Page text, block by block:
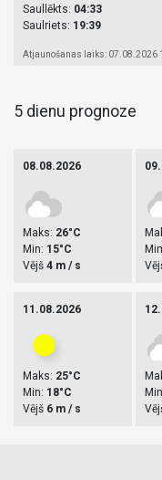
Saullēkts: 04:33
Saulriets: 19:39
Atjaunošanas laiks: 07.08.2026
5 dienu prognoze
08.08.2026
Maks: 26°C
Min: 15°C
Vējš 4 m / s
11.08.2026
Maks: 25°C
Min: 18°C
Vējš 6 m / s